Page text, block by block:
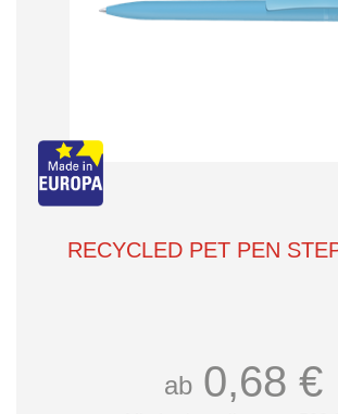
RECYCLED PET PEN
ab 0,68 €